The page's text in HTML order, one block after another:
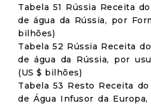
Tabela 51 Rússia Receita
de água da Rússia, por
bilhões)
Tabela 52 Rússia Receita
de água da Rússia, por
(US $ bilhões)
Tabela 53 Resto Receita
de Água Infusor da